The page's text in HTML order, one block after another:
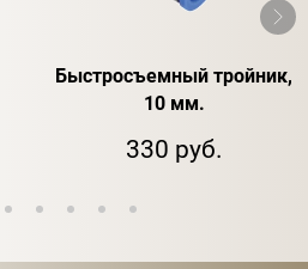
Быстросъемный тройник,
10 мм.
330 руб.